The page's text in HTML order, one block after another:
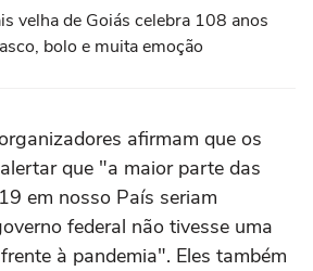
velha de Goiás celebra 108 anos
bolo e muita emoção
afirmam que os
que "a maior parte das
em nosso País seriam
federal não tivesse uma
à pandemia". Eles também